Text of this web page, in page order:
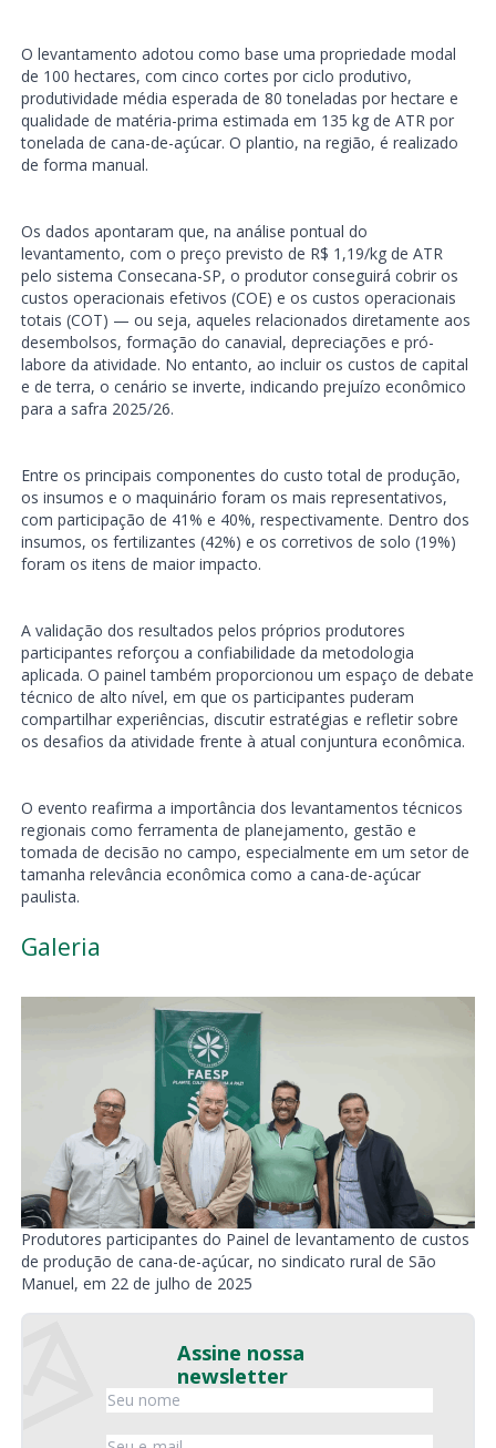
O levantamento adotou como base uma propriedade modal
de 100 hectares, com cinco cortes por ciclo produtivo,
produtividade média esperada de 80 toneladas por hectare e
qualidade de matéria-prima estimada em 135 kg de ATR por
tonelada de cana-de-açúcar. O plantio, na região, é realizado
de forma manual.
Os dados apontaram que, na análise pontual do
levantamento, com o preço previsto de R$ 1,19/kg de ATR
pelo sistema Consecana-SP, o produtor conseguirá cobrir os
custos operacionais efetivos (COE) e os custos operacionais
totais (COT) — ou seja, aqueles relacionados diretamente aos
desembolsos, formação do canavial, depreciações e pró-
labore da atividade. No entanto, ao incluir os custos de capital
e de terra, o cenário se inverte, indicando prejuízo econômico
para a safra 2025/26.
Entre os principais componentes do custo total de produção,
os insumos e o maquinário foram os mais representativos,
com participação de 41% e 40%, respectivamente. Dentro dos
insumos, os fertilizantes (42%) e os corretivos de solo (19%)
foram os itens de maior impacto.
A validação dos resultados pelos próprios produtores
participantes reforçou a confiabilidade da metodologia
aplicada. O painel também proporcionou um espaço de debate
técnico de alto nível, em que os participantes puderam
compartilhar experiências, discutir estratégias e refletir sobre
os desafios da atividade frente à atual conjuntura econômica.
O evento reafirma a importância dos levantamentos técnicos
regionais como ferramenta de planejamento, gestão e
tomada de decisão no campo, especialmente em um setor de
tamanha relevância econômica como a cana-de-açúcar
paulista.
Galeria
Produtores participantes do Painel de levantamento de custos
de produção de cana-de-açúcar, no sindicato rural de São
Manuel, em 22 de julho de 2025
Assine nossa
newsletter